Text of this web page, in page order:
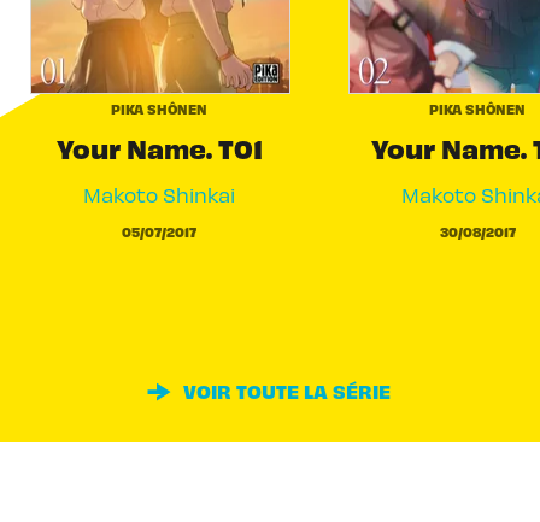
PIKA SHÔNEN
Your Name. T01
Makoto Shinkai
05/07/2017
PIKA SHÔNEN
Your Name.
Makoto
30/08/2017
VOIR TOUTE LA SÉRIE